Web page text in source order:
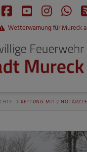
Facebook
YouTube
Wetterwarnung für Mureck
RETTUNG MIT 2